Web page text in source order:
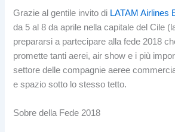
Grazie al gentile invito di LATAM Airlines
da 5 al 8 da aprile nella capitale del Cile
prepararsi a partecipare alla fede 2018
promette tanti aerei, air show e i più
settore delle compagnie aeree
e spazio sotto lo stesso tetto.
Sobre della Fede 2018